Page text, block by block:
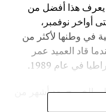
يعرف هذا أفضل من
أواخر نوفمبر،
في وطنها لأكثر من
قاد العميد عمر
في عام 1989.
الخروج بعد أشهر من
السياسية